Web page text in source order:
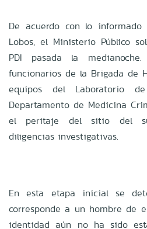
De acuerdo con lo
Lobos, el Ministerio Público
PDI pasada la
funcionarios de la Brigada de
equipos del Laboratorio
Departamento de Medicina
el peritaje del sitio del
diligencias investigativas.
En esta etapa inicial se
corresponde a un hombre de
identidad aún no ha sido